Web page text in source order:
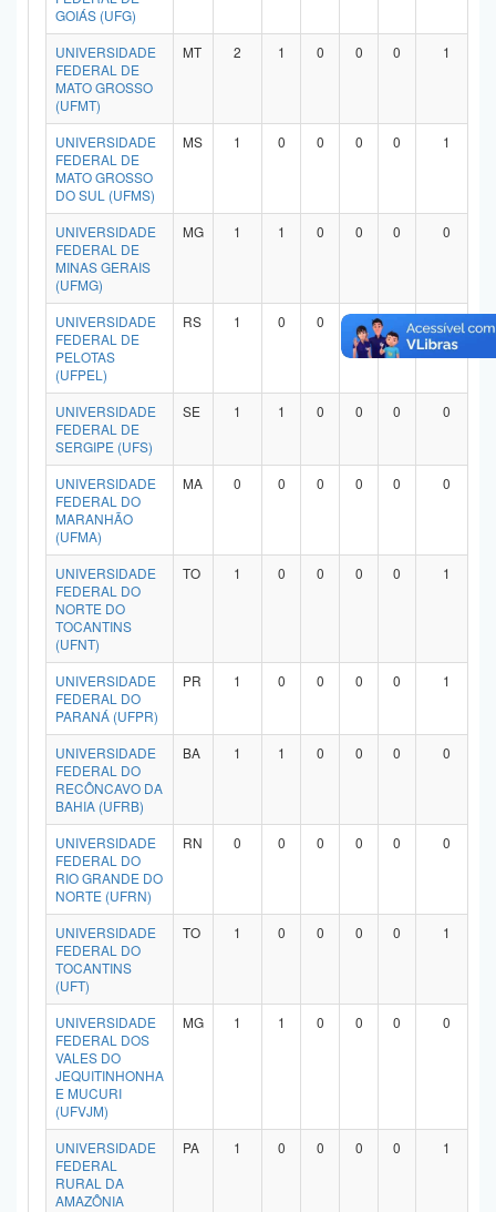
GOIÁS (UFG)
UNIVERSIDADE
FEDERAL DE
MATO GROSSO
(UFMT)
MT 2 1 0 0 0 1
UNIVERSIDADE
FEDERAL DE
MATO GROSSO
DO SUL (UFMS)
MS 1 0 0 0 0 1
UNIVERSIDADE
FEDERAL DE
MINAS GERAIS
(UFMG)
MG 1 1 0 0 0 0
UNIVERSIDADE
FEDERAL DE
PELOTAS
(UFPEL)
RS 1 0 0 0 1
UNIVERSIDADE
FEDERAL DE
SERGIPE (UFS)
SE 1 1 0 0 0 0
UNIVERSIDADE
FEDERAL DO
MARANHÃO
(UFMA)
MA 0 0 0 0 0 0
UNIVERSIDADE
FEDERAL DO
NORTE DO
TOCANTINS
(UFNT)
TO 1 0 0 0 0 1
UNIVERSIDADE
FEDERAL DO
PARANÁ (UFPR)
PR 1 0 0 0 0 1
UNIVERSIDADE
FEDERAL DO
RECÔNCAVO DA
BAHIA (UFRB)
BA 1 1 0 0 0 0
UNIVERSIDADE
FEDERAL DO
RIO GRANDE DO
NORTE (UFRN)
RN 0 0 0 0 0 0
UNIVERSIDADE
FEDERAL DO
TOCANTINS
(UFT)
TO 1 0 0 0 0 1
UNIVERSIDADE
FEDERAL DOS
VALES DO
JEQUITINHONHA
E MUCURI
(UFVJM)
MG 1 1 0 0 0 0
UNIVERSIDADE
FEDERAL
RURAL DA
AMAZÔNIA
PA 1 0 0 0 0 1